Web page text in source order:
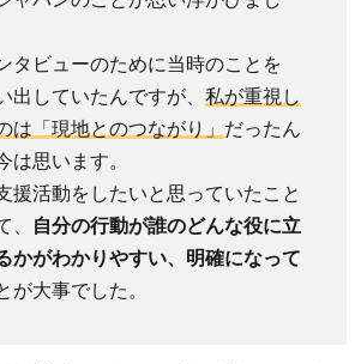
タビューのために当時のことを
出していたんですが、 私が重視し
は「現地とのつながり」 だったん
は思います。
援活動をしたいと思っていたこと
、
自分の行動が誰のどんな役に立
かがわかりやすい、明確になって
が大事でした。